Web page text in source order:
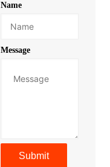
Name
Message